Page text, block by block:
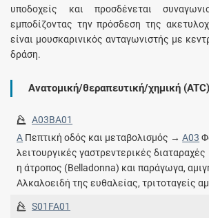
υποδοχείς και προσδένεται
εμποδίζοντας την πρόσδεση της
είναι μουσκαρινικός ανταγωνιστής με
δράση.
Ανατομική/θεραπευτική/χημική
A03BA01
A Πεπτική οδός και μεταβολισμός →A03
λειτουργικές γαστρεντερικές
η άτροπος (Belladonna) και παράγωγα,
Αλκαλοειδή της ευθαλείας, τριτοταγείς
S01FA01